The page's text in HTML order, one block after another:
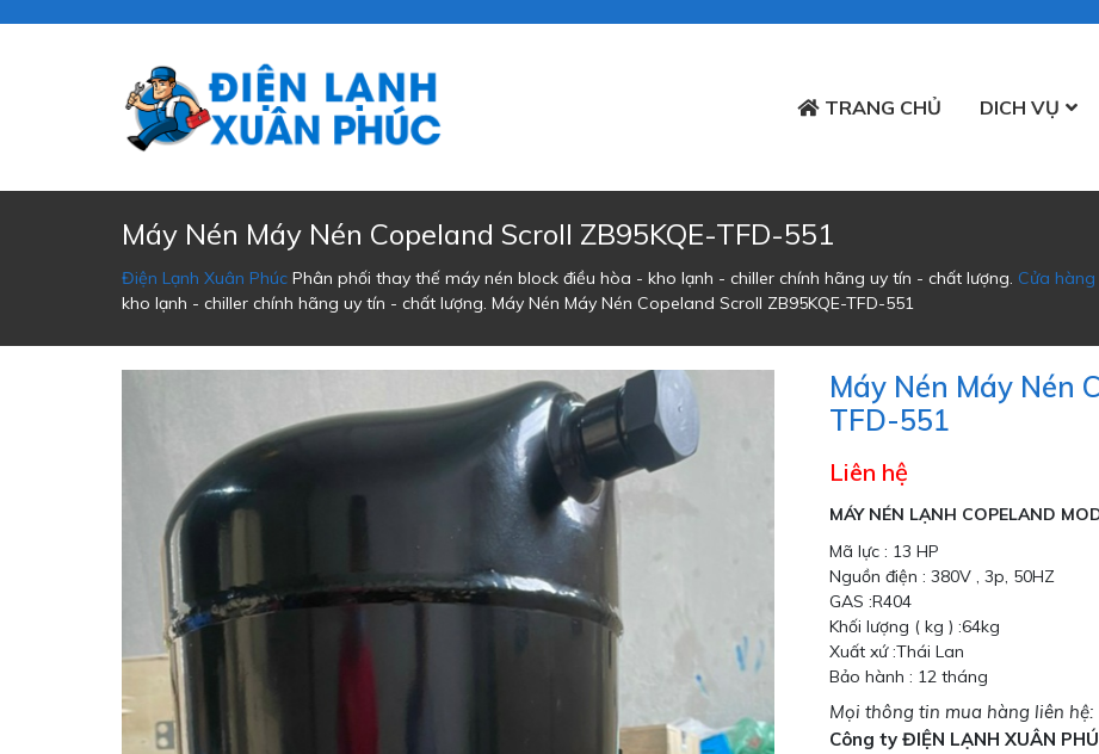
TRANG CHỦ DICH VỤ
Máy Nén Máy Nén Copeland Scroll ZB95KQE-TFD-551
Điện Lạnh Xuân Phúc Phân phối thay thế máy nén block điều hòa - kho lạnh - chiller chính hãng uy tín - chất lượng. Cửa hàng
kho lạnh - chiller chính hãng uy tín - chất lượng. Máy Nén Máy Nén Copeland Scroll ZB95KQE-TFD-551
Máy Nén Máy Nén
TFD-551
Liên hệ
MÁY NÉN LẠNH COPELAND
Mã lực : 13 HP
Nguồn điện : 380V , 3p, 50HZ
GAS :R404
Khối lượng ( kg ) :64kg
Xuất xứ :Thái Lan
Bảo hành : 12 tháng
Mọi thông tin mua hàng liên hệ:
Công ty ĐIỆN LẠNH XUÂN